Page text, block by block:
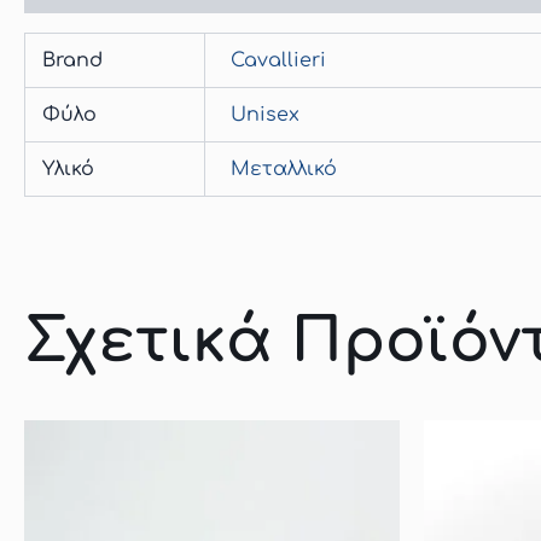
Brand Cavallieri
Φύλο Unisex
Υλικό Μεταλλικό
Σχετικά